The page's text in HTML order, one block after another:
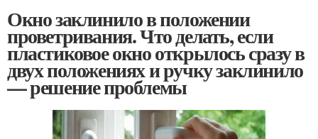
Окно заклинило в положении
проветривания. Что делать, если
пластиковое окно открылось сразу в
двух положениях и ручку заклинило
— решение проблемы